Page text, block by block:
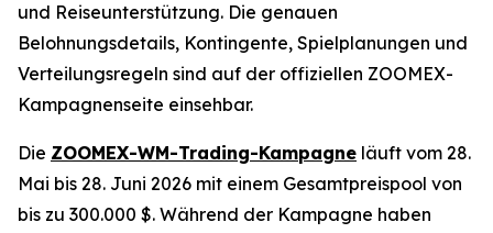
und Reiseunterstützung. Die genauen
Belohnungsdetails, Kontingente, Spielplanungen und
Verteilungsregeln sind auf der offiziellen ZOOMEX-
Kampagnenseite einsehbar.
Die ZOOMEX-WM-Trading-Kampagne läuft vom 28.
Mai bis 28. Juni 2026 mit einem Gesamtpreispool von
bis zu 300.000 $. Während der Kampagne haben